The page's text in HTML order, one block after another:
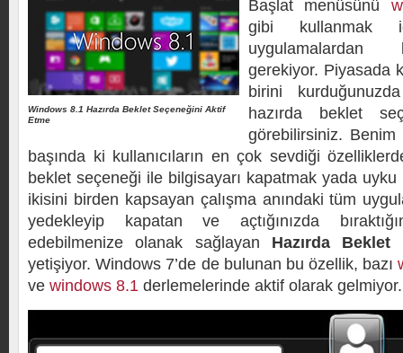
Windows 8.1 Hazırda Beklet Seçeneğini Aktif
Etme
Başlat menüsünü
gibi kullanmak
uygulamalardan
gerekiyor. Piyasada
birini
hazırda beklet
görebilirsiniz.
başında ki kullanıcıların en çok sevdiği
beklet seçeneği ile bilgisayarı kapatmak yada
ikisini birden kapsayan çalışma anındaki tüm
yedekleyip kapatan ve açtığınızda
edebilmenize olanak sağlayan Hazırda Beklet
yetişiyor. Windows 7’de de bulunan bu özellik, bazı
ve windows 8.1 derlemelerinde aktif olarak gelmiyor.